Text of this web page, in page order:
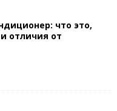
что это,
отличия от